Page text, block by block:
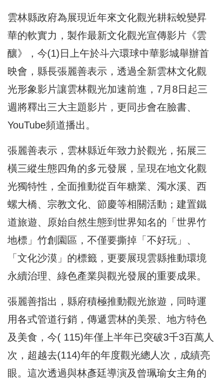
雲林縣政府為展現近年來文化觀光耕耘蛻變昇
華的軟實力，製作最新文化觀光宣傳影片《雲
釀》，今(1)日上午於斗六環球中華影城舉辦首
映會，縣長張麗善表示，透過全新雲林文化觀
光形象影片讓雲林觀光加速前進，7月8日起三
週將釋出三大主題影片，更同步會在臉書、
YouTube頻道播出。
張麗善表示，雲林縣近年致力於觀光，拓展三
橫三縱生態四角的多元發展，呈現在地文化觀
光獨特性，全面推動從百年糖業、濁水溪、西
螺大橋、宗教文化、節慶等相關活動；建置鐵
道旅遊、原始自然生態到世界知名的「世界竹
地標」竹創園區，不僅要撕掉「不好玩」、
「文化沙漠」的標籤，更要展現雲縣推動環境
永續治理、綠色產業與觀光發展的重要成果。
張麗善指出，縣府積極推動觀光旅遊，同時運
用各式管道行銷，傳遞雲林的美景、地方特色
及美食，今( 115)年僅上半年已突破3千3百萬人
次，超越去(114)年的年度觀光總人次，成績亮
眼。這次透過與林彥廷導演及曾珮瑜女主角的